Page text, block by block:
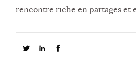
rencontre riche en partages et